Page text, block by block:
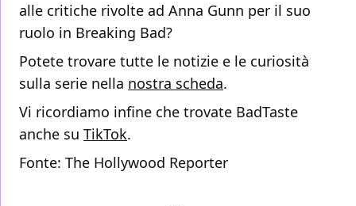
alle critiche rivolte ad Anna Gunn per il suo
ruolo in Breaking Bad?
Potete trovare tutte le notizie e le curiosità
sulla serie nella nostra scheda.
Vi ricordiamo infine che trovate BadTaste
anche su TikTok.
Fonte: The Hollywood Reporter